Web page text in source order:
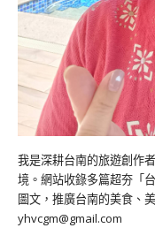
我是深耕台南的旅遊創作
境。網站收錄多篇超夯「
圖文，推廣台南的美食、
yhvcgm@gmail.com